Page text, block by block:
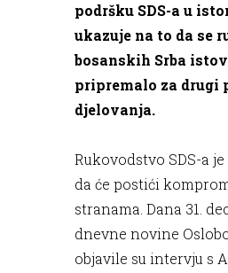
podršku SDS-a u
ukazuje na to da se
bosanskih Srba
pripremalo za drugi
djelovanja.
Rukovodstvo SDS-a
da će postići
stranama. Dana 31.
dnevne novine
objavile su intervju s